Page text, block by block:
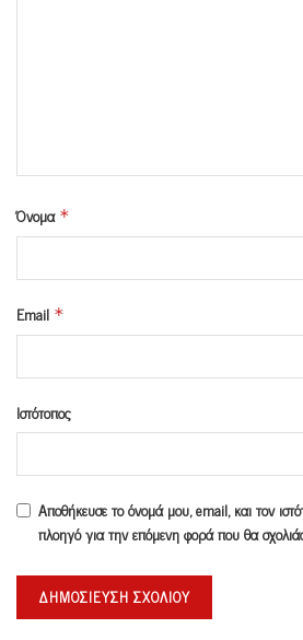
Όνομα *
Email *
Ιστότοπος
Αποθήκευσε το όνομά μου, email, και τον
πλοηγό για την επόμενη φορά που θα